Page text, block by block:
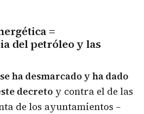
=
del petróleo y las
ha desmarcado y ha dado
decreto y contra el de las
de los ayuntamientos –